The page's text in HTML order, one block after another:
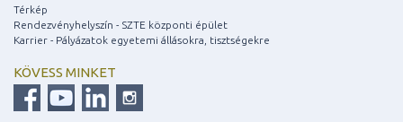
Térkép
Rendezvényhelyszín - SZTE központi épület
Karrier - Pályázatok egyetemi állásokra, tisztségekre
KÖVESS MINKET